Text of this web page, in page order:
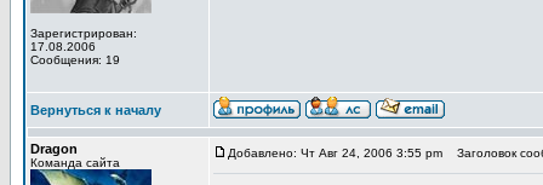
Зарегистрирован:
17.08.2006
Сообщения: 19
Вернуться к началу
Dragon
Команда сайта
Добавлено: Чт Авг 24, 2006 3:55 pm Заголовок